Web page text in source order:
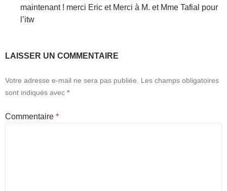
maintenant ! merci Eric et Merci à M. et Mme Tafial pour
l’itw
LAISSER UN COMMENTAIRE
Votre adresse e-mail ne sera pas publiée.
Les champs obligatoires
sont indiqués avec *
Commentaire *